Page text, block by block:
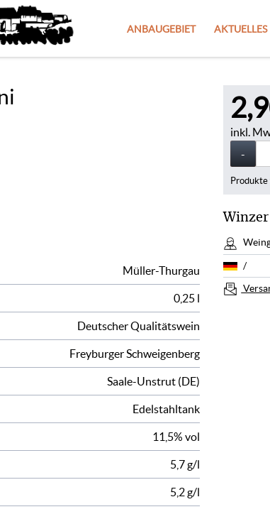
ANBAUGEBIET AKTUELLES
Müller-Thurgau
0,25 l
Deutscher Qualitätswein
Freyburger Schweigenberg
Saale-Unstrut (DE)
Edelstahltank
11,5% vol
5,7 g/l
5,2 g/l
inkl.
-
Winzer
/